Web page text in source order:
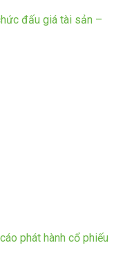
đấu giá tài sản –
phát hành cổ phiếu